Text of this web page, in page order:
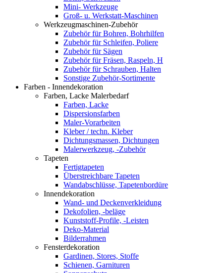
Mini- Werkzeuge
Groß- u. Werkstatt-Maschinen
Werkzeugmaschinen-Zubehör
Zubehör für Bohren, Bohrhilfen
Zubehör für Schleifen, Poliere
Zubehör für Sägen
Zubehör für Fräsen, Raspeln, H
Zubehör für Schrauben, Halten
Sonstige Zubehör-Sortimente
Farben - Innendekoration
Farben, Lacke Malerbedarf
Farben, Lacke
Dispersionsfarben
Maler-Vorarbeiten
Kleber / techn. Kleber
Dichtungsmassen, Dichtungen
Malerwerkzeug, -Zubehör
Tapeten
Fertigtapeten
Überstreichbare Tapeten
Wandabschlüsse, Tapetenbordüre
Innendekoration
Wand- und Deckenverkleidung
Dekofolien, -beläge
Kunststoff-Profile, -Leisten
Deko-Material
Bilderrahmen
Fensterdekoration
Gardinen, Stores, Stoffe
Schienen, Garnituren